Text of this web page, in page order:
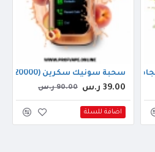
عنب اخضر سحبة سونيك سكرين (20000 سحبة) خوخ
39.00 ر.س 90.00 ر.س
اضافة للسلة